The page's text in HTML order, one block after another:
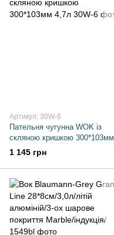
Артикул: 30W-6
Пательня чугунна WOK із
скляною кришкою 300*103мм
4,7л
1 145 грн